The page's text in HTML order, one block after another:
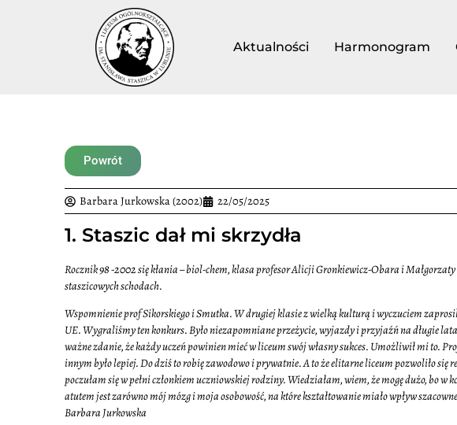
Aktualności Harmonogram
Powrót
Barbara Jurkowska (2002) 22/05/2025
1. Staszic dał mi skrzydła
Rocznik 98 -2002 się kłania – biol-chem, klasa profesor Alicji Gronkiewicz-Obara i
staszicowych schodach.
Wspomnienie prof Sikorskiego i Smutka. W drugiej klasie z wielką kulturą i wyczuciem
UE. Wygraliśmy ten konkurs. Było niezapomniane przeżycie, wyjazdy i przyjaźń na długie
ważne zdanie, że każdy uczeń powinien mieć w liceum swój własny sukces. Umożliwił mi to.
innym było lepiej. Do dziś to robię zawodowo i prywatnie. A to że elitarne liceum pozwoliło się
poczułam się w pełni członkiem uczniowskiej rodziny. Wiedziałam, wiem, że mogę dużo, bo
atutem jest zarówno mój mózg i moja osobowość, na które kształtowanie miało wpływ
Barbara Jurkowska